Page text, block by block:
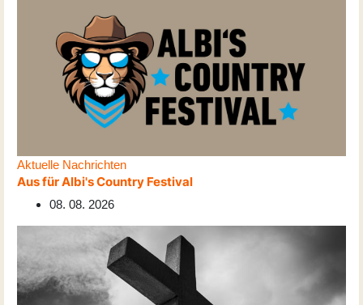
Aktuelle Nachrichten
Aus für Albi's Country Festival
08. 08. 2026